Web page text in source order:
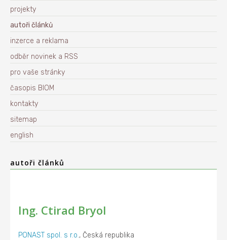
projekty
autoři článků
inzerce a reklama
odběr novinek a RSS
pro vaše stránky
časopis BIOM
kontakty
sitemap
english
autoři článků
Ing. Ctirad Bryol
PONAST spol. s r.o., Česká republika